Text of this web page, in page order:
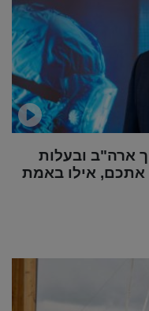
ארה"ב ובעלות
אתכם, אילו באמת